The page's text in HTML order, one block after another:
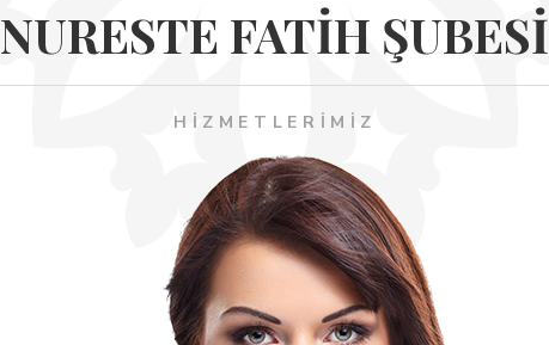
NURESTE FATIH ŞUBESI
HIZMETLERIMIZ